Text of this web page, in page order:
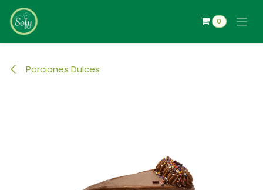
Ir al contenido
0
Porciones Dulces